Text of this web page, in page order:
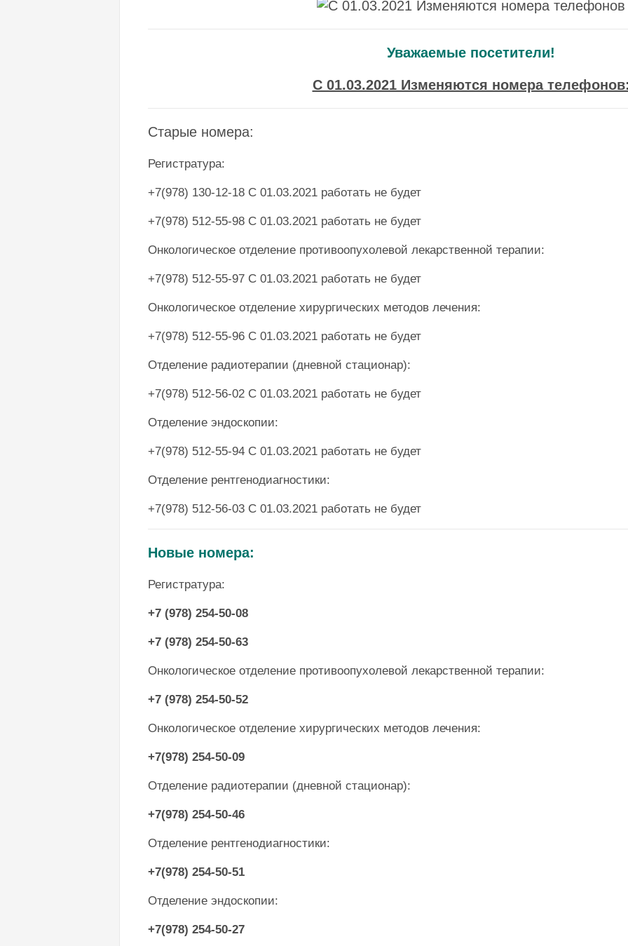
Уважаемые посетители!
С 01.03.2021 Изменяются номера
Старые номера:
Регистратура:
+7(978) 130-12-18 С 01.03.2021 работать не будет
+7(978) 512-55-98 С 01.03.2021 работать не будет
Онкологическое отделение противоопухолевой лекарственной терапии:
+7(978) 512-55-97 С 01.03.2021 работать не будет
Онкологическое отделение хирургических методов лечения:
+7(978) 512-55-96 С 01.03.2021 работать не будет
Отделение радиотерапии (дневной стационар):
+7(978) 512-56-02 С 01.03.2021 работать не будет
Отделение эндоскопии:
+7(978) 512-55-94 С 01.03.2021 работать не будет
Отделение рентгенодиагностики:
+7(978) 512-56-03 С 01.03.2021 работать не будет
Новые номера:
Регистратура:
+7 (978) 254-50-08
+7 (978) 254-50-63
Онкологическое отделение противоопухолевой лекарственной терапии:
+7 (978) 254-50-52
Онкологическое отделение хирургических методов лечения:
+7(978) 254-50-09
Отделение радиотерапии (дневной стационар):
+7(978) 254-50-46
Отделение рентгенодиагностики:
+7(978) 254-50-51
Отделение эндоскопии:
+7(978) 254-50-27